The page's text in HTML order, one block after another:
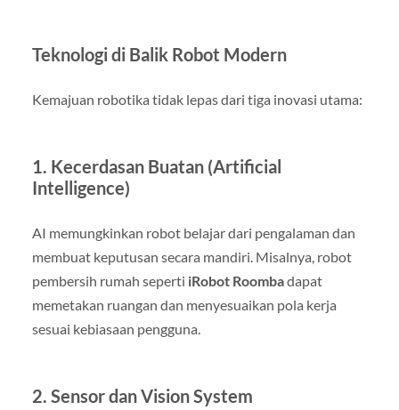
Teknologi di Balik Robot Modern
Kemajuan robotika tidak lepas dari tiga inovasi utama:
1. Kecerdasan Buatan (Artificial
Intelligence)
AI memungkinkan robot belajar dari pengalaman dan
membuat keputusan secara mandiri. Misalnya, robot
pembersih rumah seperti iRobot Roombadapat
memetakan ruangan dan menyesuaikan pola kerja
sesuai kebiasaan pengguna.
2. Sensor dan Vision System